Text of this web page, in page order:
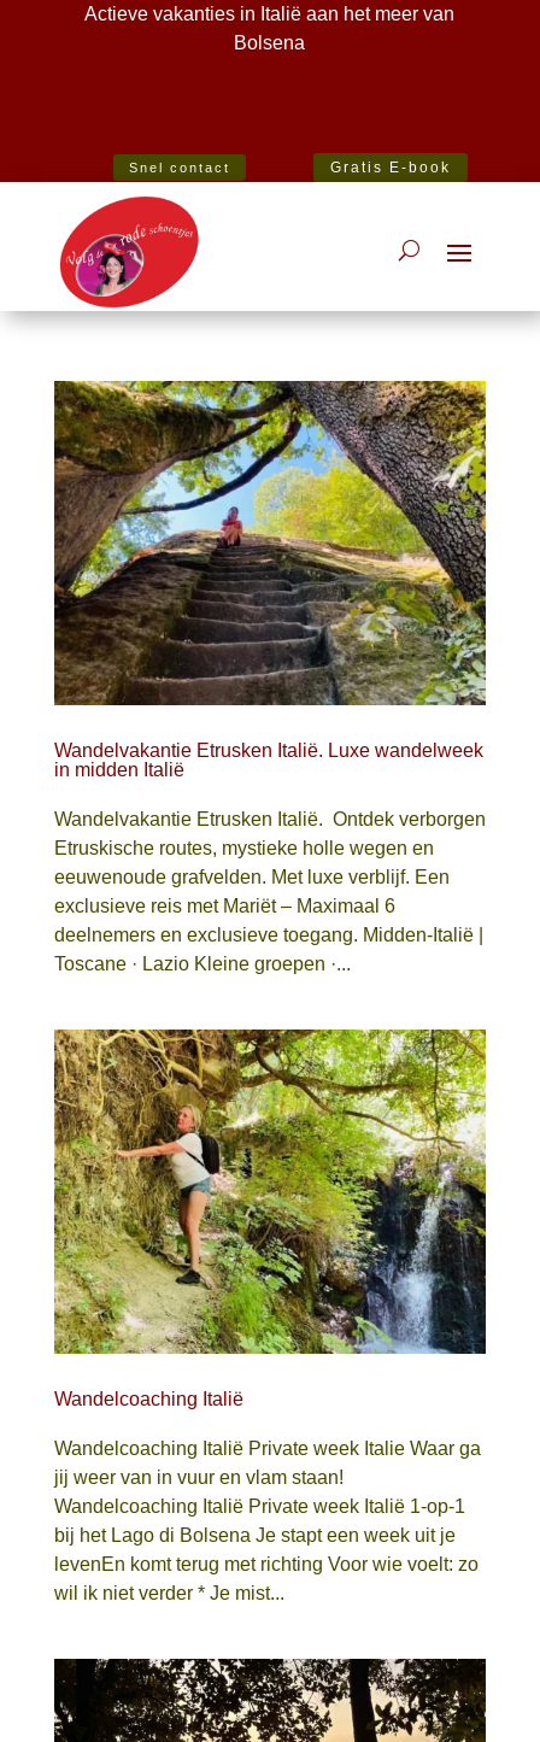
Actieve vakanties in Italië aan het meer van
Bolsena
Snel contact Gratis E-book
Wandelvakantie Etrusken Italië. Luxe wandelweek
in midden Italië
Wandelvakantie Etrusken Italië. Ontdek verborgen
Etruskische routes, mystieke holle wegen en
eeuwenoude grafvelden. Met luxe verblijf. Een
exclusieve reis met Mariët – Maximaal 6
deelnemers en exclusieve toegang. Midden-Italië |
Toscane · Lazio Kleine groepen ·...
Wandelcoaching Italië
Wandelcoaching Italië Private week Italie Waar ga
jij weer van in vuur en vlam staan!
Wandelcoaching Italië Private week Italië 1-op-1
bij het Lago di Bolsena Je stapt een week uit je
levenEn komt terug met richting Voor wie voelt: zo
wil ik niet verder * Je mist...